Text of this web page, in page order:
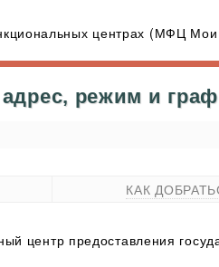
центрах (МФЦ Мои
режим и
КАК
центр предоставления